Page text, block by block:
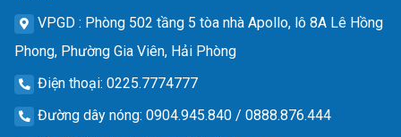
VPGD : Phòng 502 tầng 5 tòa nhà Apollo, lô 8A Lê Hồng
Phong, Phường Gia Viên, Hải Phòng
Điện thoại: 0225.7774777
Đường dây nóng: 0904.945.840 / 0888.876.444